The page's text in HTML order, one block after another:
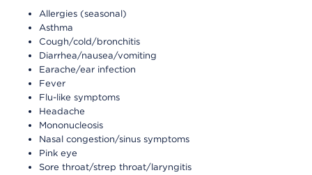
Allergies (seasonal)
Asthma
Cough/cold/bronchitis
Diarrhea/nausea/vomiting
Earache/ear infection
Fever
Flu-like symptoms
Headache
Mononucleosis
Nasal congestion/sinus symptoms
Pink eye
Sore throat/strep throat/laryngitis